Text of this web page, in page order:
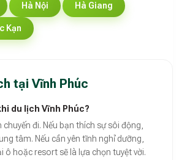
Hà Nội Hà Giang
Kạn
tại Vĩnh Phúc
du lịch Vĩnh Phúc?
chuyến đi. Nếu bạn thích sự sôi động,
tâm. Nếu cần yên tĩnh nghỉ dưỡng,
ô hoặc resort sẽ là lựa chọn tuyệt vời.